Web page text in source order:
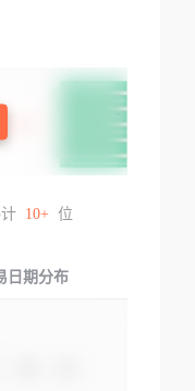
10+ 位
日期分布